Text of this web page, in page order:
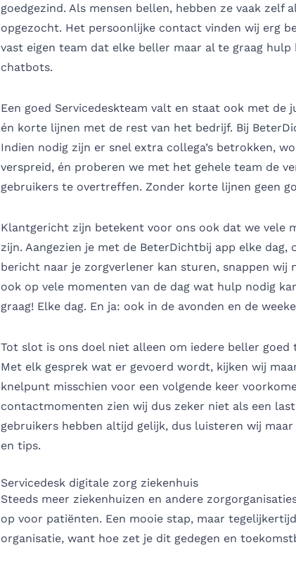
goedgezind. Als mensen bellen, hebben ze vaak zelf
opgezocht. Het persoonlijke contact vinden wij erg
vast eigen team dat elke beller maar al te graag
chatbots.
Een goed Servicedeskteam valt en staat ook met de
én korte lijnen met de rest van het bedrijf. Bij
Indien nodig zijn er snel extra collega’s betrokken,
verspreid, én proberen we met het gehele team de
gebruikers te overtreffen. Zonder korte lijnen geen
Klantgericht zijn betekent voor ons ook dat we vele
zijn. Aangezien je met de BeterDichtbij app elke dag,
bericht naar je zorgverlener kan sturen, snappen wij
ook op vele momenten van de dag wat hulp nodig
graag! Elke dag. En ja: ook in de avonden en de
Tot slot is ons doel niet alleen om iedere beller
Met elk gesprek wat er gevoerd wordt, kijken wij
knelpunt misschien voor een volgende keer
contactmomenten zien wij dus zeker niet als een
gebruikers hebben altijd gelijk, dus luisteren wij
en tips.
Servicedesk digitale zorg ziekenhuis
Steeds meer ziekenhuizen en andere
op voor patiënten. Een mooie stap, maar
organisatie, want hoe zet je dit gedegen en